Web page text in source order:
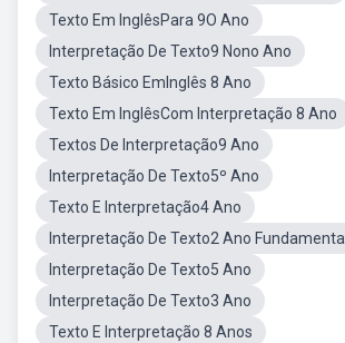
Texto Em InglêsPara 9O Ano
Interpretação De Texto9 Nono Ano
Texto Básico EmInglês 8 Ano
Texto Em InglêsCom Interpretação 8 Ano
Textos De Interpretação9 Ano
Interpretação De Texto5º Ano
Texto E Interpretação4 Ano
Interpretação De Texto2 Ano Fundamental
Interpretação De Texto5 Ano
Interpretação De Texto3 Ano
Texto E Interpretação 8 Anos